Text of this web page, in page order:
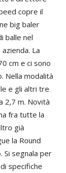
copre il
big baler
balle nel
La
cm e ci sono
Nella modalità
e gli altri tre
2,7 m. Novità
fra tutte la
già
la Round
Si segnala per
specifiche